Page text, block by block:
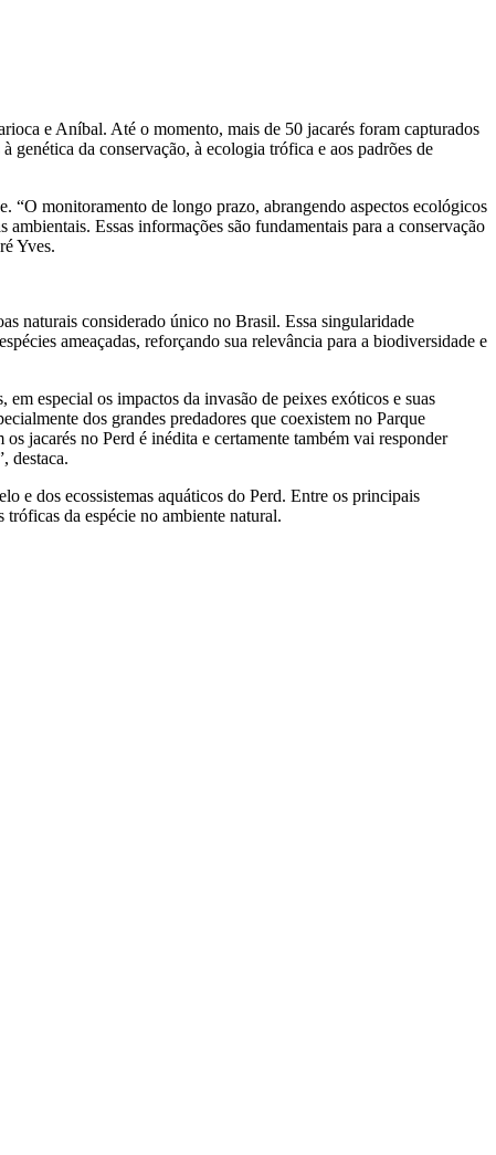
e Aníbal. Até o momento, mais de 50 jacarés foram capturados
genética da conservação, à ecologia trófica e aos padrões de
“O monitoramento de longo prazo, abrangendo aspectos ecológicos
Essas informações são fundamentais para a conservação
Yves.
naturais considerado único no Brasil. Essa singularidade
ameaçadas, reforçando sua relevância para a biodiversidade e
especial os impactos da invasão de peixes exóticos e suas
dos grandes predadores que coexistem no Parque
jacarés no Perd é inédita e certamente também vai responder
destaca.
e dos ecossistemas aquáticos do Perd. Entre os principais
da espécie no ambiente natural.